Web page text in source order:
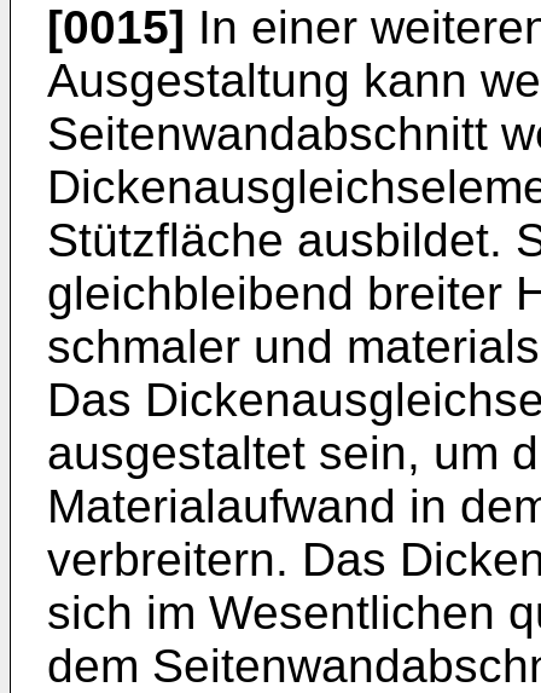
[0015] In einer
Ausgestaltung kann
Seitenwandabschnitt
Stützfläche ausbildet.
gleichbleibend breiter
schmaler und
Das
ausgestaltet sein, um
Materialaufwand in
verbreitern. Das
sich im Wesentlichen
dem